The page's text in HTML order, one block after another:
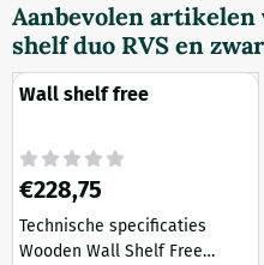
Aanbevolen artikelen
shelf duo RVS en
Wall shelf free
Prijs: 228,75
€228,75
Technische specificaties
Wooden Wall Shelf Free